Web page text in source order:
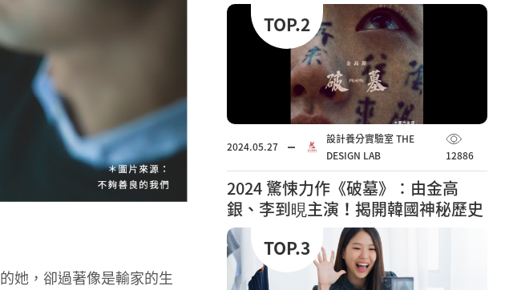
她，卻過著像是輸家的生
TOP.2
2024 驚悚力作《破墓》：由金高
銀、李到晛主演！揭開韓國神秘歷史
謎團
2024.05.27
設計養分實驗室 THE
DESIGN LAB
12886
TOP.3